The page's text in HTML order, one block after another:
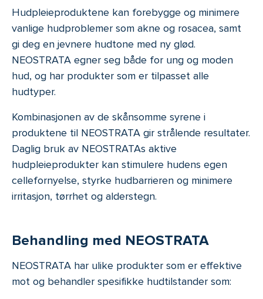
Hudpleieproduktene kan forebygge og minimere
vanlige hudproblemer som akne og rosacea, samt
gi deg en jevnere hudtone med ny glød.
NEOSTRATA egner seg både for ung og moden
hud, og har produkter som er tilpasset alle
hudtyper.
Kombinasjonen av de skånsomme syrene i
produktene til NEOSTRATA gir strålende resultater.
Daglig bruk av NEOSTRATAs aktive
hudpleieprodukter kan stimulere hudens egen
cellefornyelse, styrke hudbarrieren og minimere
irritasjon, tørrhet og alderstegn.
Behandling med NEOSTRATA
NEOSTRATA har ulike produkter som er effektive
mot og behandler spesifikke hudtilstander som: